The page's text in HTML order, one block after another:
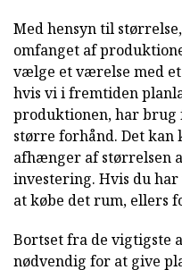
Med hensyn til
omfanget af
vælge et værelse med et
hvis vi i fremtiden
produktionen, har
større forhånd. Det kan
afhænger af størrelsen
investering. Hvis du
at købe det rum, ellers
Bortset fra de vigtigste
nødvendig for at give